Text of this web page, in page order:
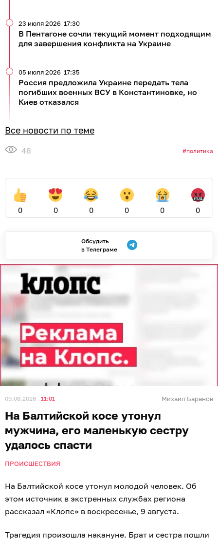
В Пентагоне сочли текущий момент подходящим
для завершения конфликта на Украине
23 июля 2026 17:30
Россия предложила Украине передать тела
погибших военных ВСУ в Константиновке, но
Киев отказался
05 июля 2026 17:35
Все новости по теме
48 политика
0 0 0 0 0 0
Обсудить
в Телеграме
09.08.2026 11:01 Михаил Баранов
На Балтийской косе утонул
мужчина, его маленькую сестру
удалось спасти
ПРОИСШЕСТВИЯ
На Балтийской косе утонул молодой человек. Об
этом источник в экстренных службах региона
рассказал «Клопс» в воскресенье, 9 августа.
Трагедия произошла накануне. Брат и сестра пошли